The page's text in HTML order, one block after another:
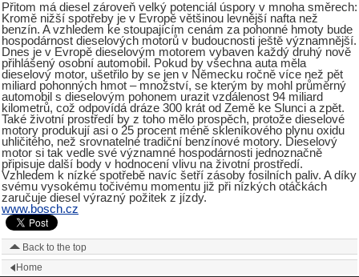
Přitom má diesel zároveň velký potenciál úspory v mnoha směrech:
Kromě nižší spotřeby je v Evropě většinou levnější nafta než
benzín. A vzhledem ke stoupajícím cenám za pohonné hmoty bude
hospodárnost dieselových motorů v budoucnosti ještě významnější.
Dnes je v Evropě dieselovým motorem vybaven každý druhý nově
přihlášený osobní automobil. Pokud by všechna auta měla
dieselový motor, ušetřilo by se jen v Německu ročně více než pět
miliard pohonných hmot – množství, se kterým by mohl průměrný
automobil s dieselovým pohonem urazit vzdálenost 94 miliard
kilometrů, což odpovídá dráze 300 krát od Země ke Slunci a zpět.
Také životní prostředí by z toho mělo prospěch, protože dieselové
motory produkují asi o 25 procent méně skleníkového plynu oxidu
uhličitého, než srovnatelné tradiční benzínové motory. Dieselový
motor si tak vedle své významné hospodárnosti jednoznačně
připisuje další body v hodnocení vlivu na životní prostředí.
Vzhledem k nízké spotřebě navíc šetří zásoby fosilních paliv. A díky
svému vysokému točivému momentu již při nízkých otáčkách
zaručuje diesel výrazný požitek z jízdy.
www.bosch.cz
Back to the top
Home